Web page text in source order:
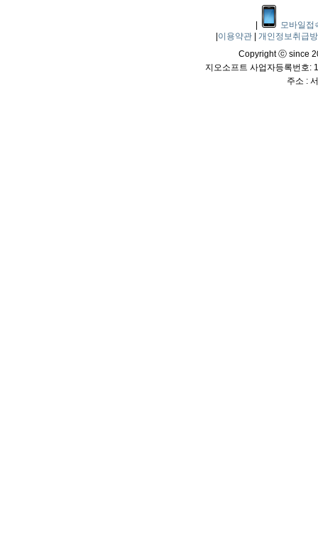
모바일접
이용약관
개인정보취급
Copyright ⓒ since
지오소프트 사업자등록번호:
주소 :